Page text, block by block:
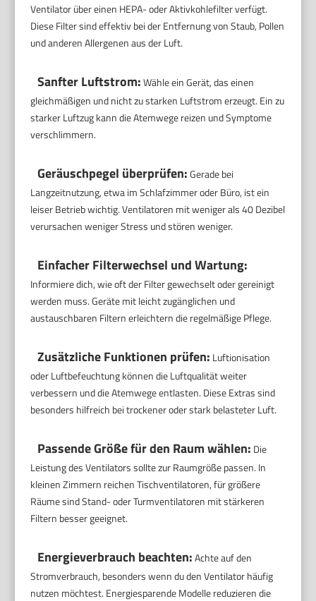
Ventilator über einen HEPA- oder Aktivkohlefilter verfügt.
Diese Filter sind effektiv bei der Entfernung von Staub, Pollen
und anderen Allergenen aus der Luft.
Sanfter Luftstrom:Wähle ein Gerät, das einen
gleichmäßigen und nicht zu starken Luftstrom erzeugt. Ein zu
starker Luftzug kann die Atemwege reizen und Symptome
verschlimmern.
Geräuschpegel überprüfen:Gerade bei
Langzeitnutzung, etwa im Schlafzimmer oder Büro, ist ein
leiser Betrieb wichtig. Ventilatoren mit weniger als 40 Dezibel
verursachen weniger Stress und stören weniger.
Einfacher Filterwechsel und Wartung:
Informiere dich, wie oft der Filter gewechselt oder gereinigt
werden muss. Geräte mit leicht zugänglichen und
austauschbaren Filtern erleichtern die regelmäßige Pflege.
Zusätzliche Funktionen prüfen: Luftionisation
oder Luftbefeuchtung können die Luftqualität weiter
verbessern und die Atemwege entlasten. Diese Extras sind
besonders hilfreich bei trockener oder stark belasteter Luft.
Passende Größe für den Raum wählen: Die
Leistung des Ventilators sollte zur Raumgröße passen. In
kleinen Zimmern reichen Tischventilatoren, für größere
Räume sind Stand- oder Turmventilatoren mit stärkeren
Filtern besser geeignet.
Energieverbrauch beachten:Achte auf den
Stromverbrauch, besonders wenn du den Ventilator häufig
nutzen möchtest. Energiesparende Modelle reduzieren die